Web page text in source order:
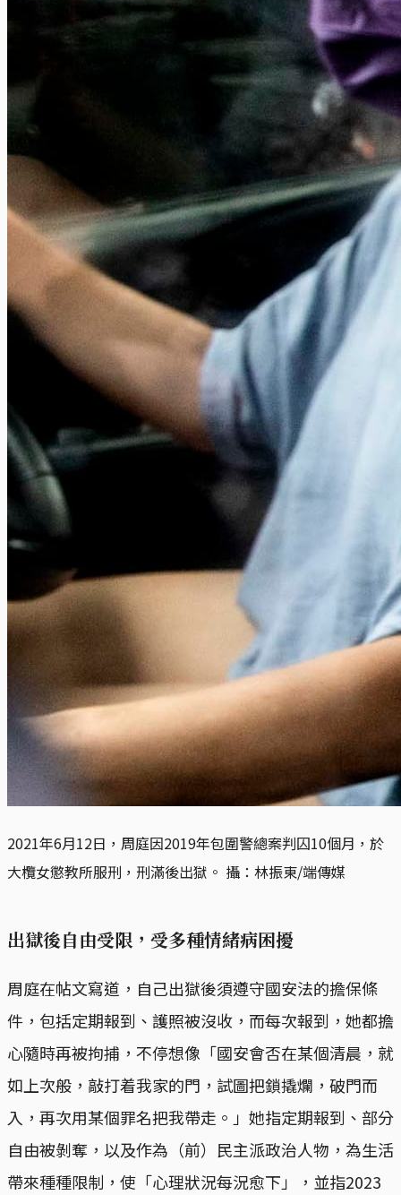
2021年6月12日，周庭因2019年包圍警總案判囚10個月，於
大欖女懲教所服刑，刑滿後出獄。 攝：林振東/端傳媒
出獄後自由受限，受多種情緒病困擾
周庭在帖文寫道，自己出獄後須遵守國安法的擔保條
件，包括定期報到、護照被沒收，而每次報到，她都擔
心隨時再被拘捕，不停想像「國安會否在某個清晨，就
如上次般，敲打着我家的門，試圖把鎖撬爛，破門而
入，再次用某個罪名把我帶走。」她指定期報到、部分
自由被剝奪，以及作為（前）民主派政治人物，為生活
帶來種種限制，使「心理狀況每況愈下」，並指2023